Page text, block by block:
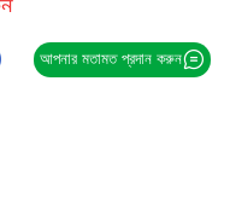
আপনার মতামত প্রদান করুন